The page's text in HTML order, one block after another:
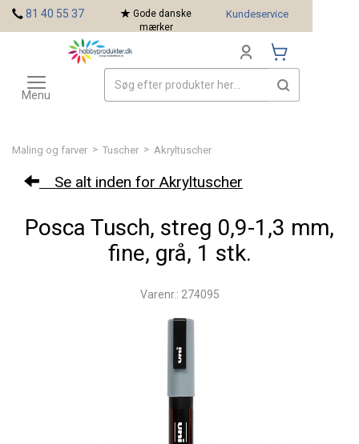
Maling og farver > Tuscher > Akryltuscher
Se alt inden for Akryltuscher
Posca Tusch, streg 0,9-1,3 mm,
fine, grå, 1 stk.
Varenr.: 274095
81 40 55 37
Gode danske
mærker
Kundeservice
Toggle
navigation
Menu
Mærker